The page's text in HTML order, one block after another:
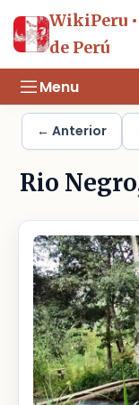
WikiPeru
de Perú
Menu
← Anterior
Rio